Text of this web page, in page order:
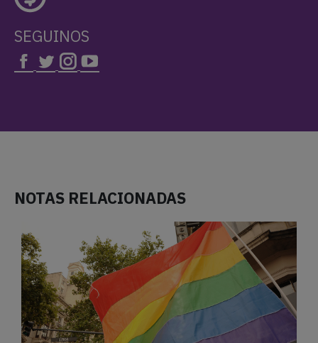
SEGUINOS
NOTAS RELACIONADAS